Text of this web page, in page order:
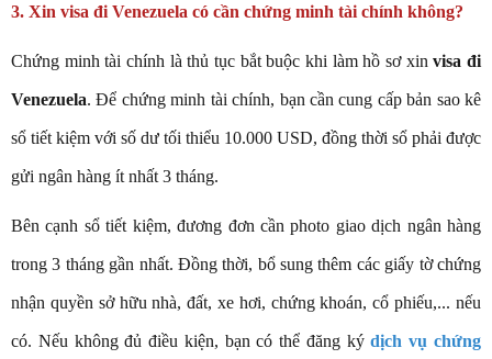
3. Xin visa đi Venezuela có cần chứng minh tài chính không?
Chứng minh tài chính là thủ tục bắt buộc khi làm hồ sơ xinvisa đi
Venezuela. Để chứng minh tài chính, bạn cần cung cấp bản sao kê
sổ tiết kiệm với số dư tối thiểu 10.000 USD, đồng thời sổ phải được
gửi ngân hàng ít nhất 3 tháng.
Bên cạnh sổ tiết kiệm, đương đơn cần photo giao dịch ngân hàng
trong 3 tháng gần nhất. Đồng thời, bổ sung thêm các giấy tờ chứng
nhận quyền sở hữu nhà, đất, xe hơi, chứng khoán, cổ phiếu,... nếu
có. Nếu không đủ điều kiện, bạn có thể đăng kýdịch vụ chứng